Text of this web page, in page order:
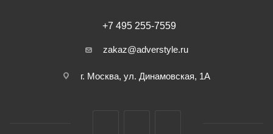
+7 495 255-7559
zakaz@adverstyle.ru
г. Москва, ул. Динамовская, 1А